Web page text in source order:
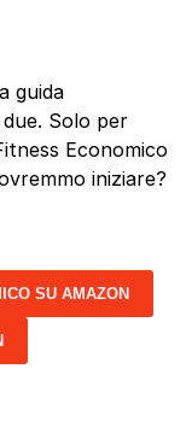
guida
Solo per
Economico
iniziare?
SU AMAZON